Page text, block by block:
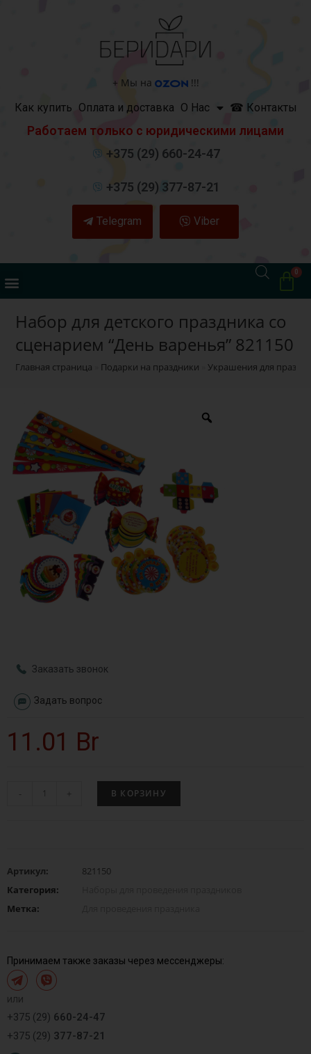
+ Мы на
!!!
Как купить Оплата и доставка О Нас ☎ Контакты
Работаем только с юридическими лицами
+375 (29) 660-24-47
+375 (29) 377-87-21
Telegram Viber
Набор для детского праздника со
сценарием “День варенья” 821150
Главная страница Подарки на праздники Украшения для
Заказать звонок
Задать вопрос
11.01 Br
- + В КОРЗИНУ
Артикул:
821150
Категория:
Метка:
Принимаем также заказы через мессенджеры:
или
+375 (29) 660-24-47
+375 (29) 377-87-21